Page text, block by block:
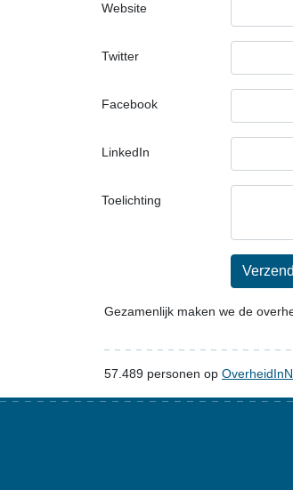
Website
Twitter
Facebook
LinkedIn
Toelichting
Gezamenlijk maken we de
57.489 personen op